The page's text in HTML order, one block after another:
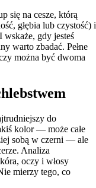
się na cesze, którą
głębia lub czystość) i
wskaże, gdy jesteś
warto zbadać. Pełne
można być dwoma
do
kolor — może całe
sobą w czerni — ale
Analiza
oczy i włosy
mierzy tego, co